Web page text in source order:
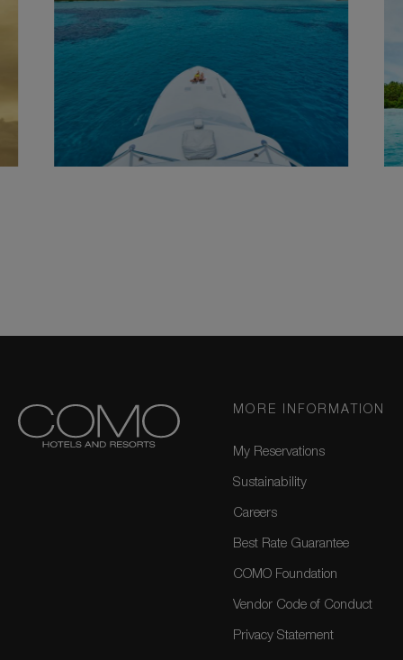
MORE INFORMATION
My Reservations
Sustainability
Careers
Best Rate Guarantee
COMO Foundation
Vendor Code of Conduct
Privacy Statement